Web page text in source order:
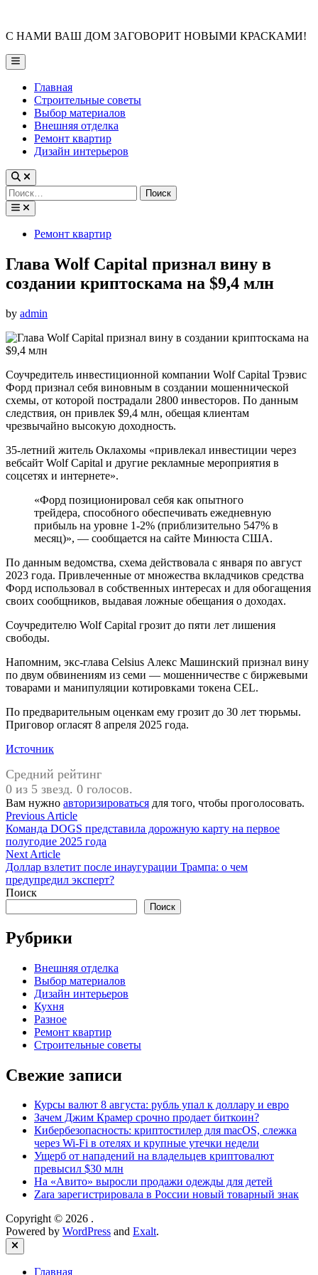
content
С НАМИ ВАШ ДОМ ЗАГОВОРИТ НОВЫМИ КРАСКАМИ!
Main
Menu
Главная
Строительные советы
Выбор материалов
Внешняя отделка
Ремонт квартир
Дизайн интерьеров
Найти:
PostedРемонт квартир
Глава Wolf Capital признал вину в
создании криптоскама на $9,4 млн
by admin
Соучредитель инвестиционной компании Wolf Capital Трэвис
Форд признал себя виновным в создании мошеннической
схемы, от которой пострадали 2800 инвесторов. По данным
следствия, он привлек $9,4 млн, обещая клиентам
чрезвычайно высокую доходность.
35-летний житель Оклахомы «привлекал инвестиции через
вебсайт Wolf Capital и другие рекламные мероприятия в
соцсетях и интернете».
«Форд позиционировал себя как опытного
трейдера, способного обеспечивать ежедневную
прибыль на уровне 1-2% (приблизительно 547% в
месяц)», — сообщается на сайте Минюста США.
По данным ведомства, схема действовала с января по август
2023 года. Привлеченные от множества вкладчиков средства
Форд использовал в собственных интересах и для обогащения
своих сообщников, выдавая ложные обещания о доходах.
Соучредителю Wolf Capital грозит до пяти лет лишения
свободы.
Напомним, экс-глава Celsius Алекс Машинский признал вину
по двум обвинениям из семи — мошенничестве с биржевыми
товарами и манипуляции котировками токена CEL.
По предварительным оценкам ему грозит до 30 лет тюрьмы.
Приговор огласят 8 апреля 2025 года.
Источник
Средний рейтинг
0 из 5 звезд. 0 голосов.
Вам нужно авторизироваться для того, чтобы проголосовать.
Навигация
по
записям
Previous ArticlePrevious
article:
Команда DOGS представила дорожную карту на первое
полугодие 2025 года
Next ArticleNext
article:
Доллар взлетит после инаугурации Трампа: о чем
предупредил эксперт?
Поиск
Поиск
Рубрики
Внешняя отделка
Выбор материалов
Дизайн интерьеров
Кухня
Разное
Ремонт квартир
Строительные советы
Свежие записи
Курсы валют 8 августа: рубль упал к доллару и евро
Зачем Джим Крамер срочно продает биткоин?
Кибербезопасность: криптостилер для macOS, слежка
через Wi-Fi в отелях и крупные утечки недели
Ущерб от нападений на владельцев криптовалют
превысил $30 млн
На «Авито» выросли продажи одежды для детей
Zara зарегистрировала в России новый товарный знак
Copyright © 2026 .
Powered by WordPress and Exalt.
Close
Главная